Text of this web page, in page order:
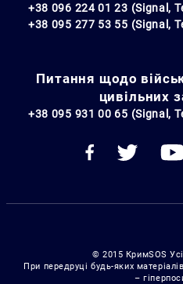
+38 096 224 01 23 (Signal,
+38 095 277 53 55 (Signal,
Питання щодо
цивільних
+38 095 931 00 65 (Signal,
© 2015 КримSOS
При передруці будь-яких
–